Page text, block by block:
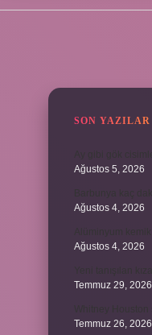
SON YAZILAR
Ağustos 5, 2026
Ağustos 4, 2026
Ağustos 4, 2026
Temmuz 29, 2026
Temmuz 26, 2026